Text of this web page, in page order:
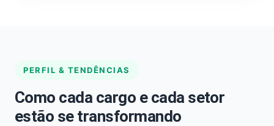
PERFIL & TENDÊNCIAS
Como cada cargo e cada setor
estão se transformando